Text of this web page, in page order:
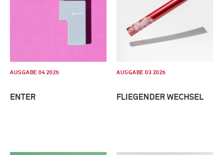
AUSGABE 04 2025
ENTER
AUSGABE 03 2025
FLIEGENDER WECHSEL